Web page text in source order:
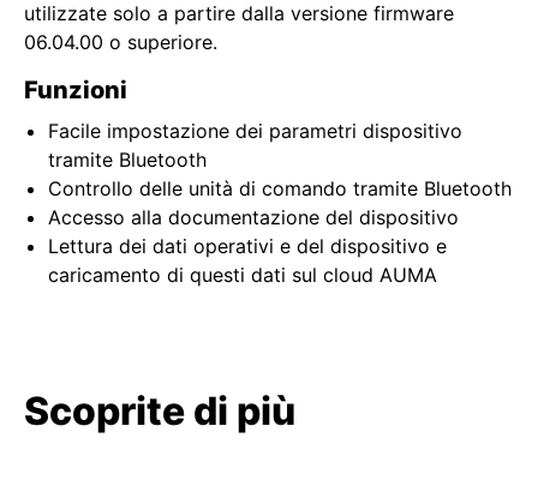
utilizzate solo a partire dalla versione firmware
06.04.00 o superiore.
Funzioni
Facile impostazione dei parametri dispositivo
tramite Bluetooth
Controllo delle unità di comando tramite Bluetooth
Accesso alla documentazione del dispositivo
Lettura dei dati operativi e del dispositivo e
caricamento di questi dati sul cloud AUMA
Scoprite di più